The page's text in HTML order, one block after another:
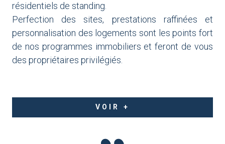
résidentiels de standing.
Perfection des sites, prestations raffinées et
personnalisation des logements sont les points fort
de nos programmes immobiliers et feront de vous
des propriétaires privilégiés.
VOIR +